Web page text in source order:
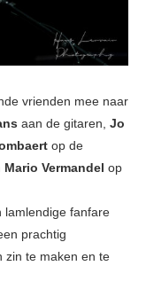
vrienden mee naar
aan de gitaren, Jo
op de
Mario Vermandel op
lamlendige fanfare
prachtig
zin te maken en te